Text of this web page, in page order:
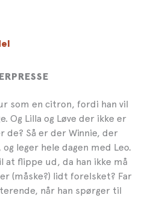
PRESSE
som en citron, fordi han vil
Og Lilla og Løve der ikke er
de? Så er der Winnie, der
leger hele dagen med Leo.
flippe ud, da han ikke må
(måske?) lidt forelsket? Far
når han spørger til